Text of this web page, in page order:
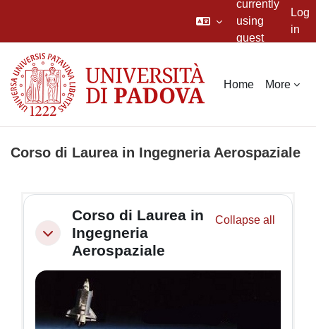
currently
using
guest
Log
in
Home More
Corso di Laurea in Ingegneria Aerospaziale
Section outline
Collapse
Corso di Laurea in
Ingegneria
Aerospaziale
Collapse all